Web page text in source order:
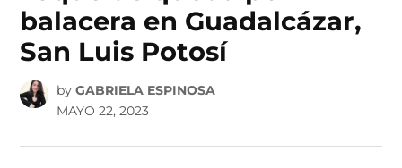
balacera en Guadalcázar,
San Luis Potosí
by GABRIELA ESPINOSA
MAYO 22, 2023